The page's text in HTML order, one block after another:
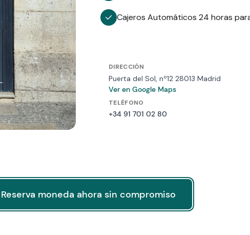
Cajeros Automáticos 24 horas
DIRECCIÓN
Puerta del Sol, nº12 28013 Madrid
Ver en Google Maps
TELÉFONO
+34 91 701 02 80
Reserva moneda ahora sin compromiso
Reserva moneda ahora sin compromiso